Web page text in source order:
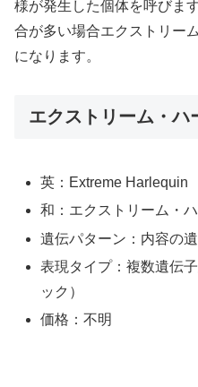
様が発生した個体を呼びま
合が多い場合エクストリー
になります。
エクストリーム・ハ
英：Extreme Harlequin
和：エクストリーム・
遺伝パターン：内容の
表現タイプ：複数遺伝
ック）
価格：不明